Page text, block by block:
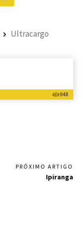
Ultracargo
948
PRÓXIMO ARTIGO
Ipiranga